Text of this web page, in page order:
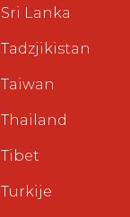
Sri Lanka
Tadzjikistan
Taiwan
Thailand
Tibet
Turkije